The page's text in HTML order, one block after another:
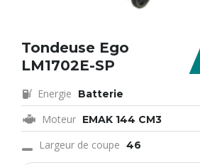
Tondeuse Ego
LM1702E-SP
Energie Batterie
Moteur EMAK 144 CM3
Largeur de coupe 46